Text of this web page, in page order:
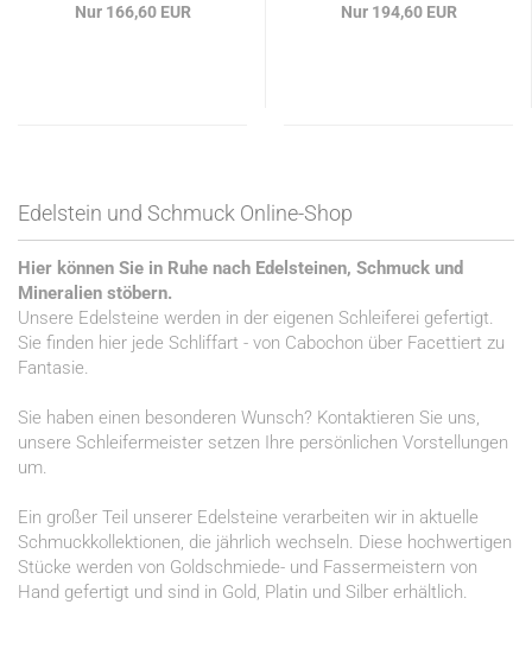
Nur 166,60 EUR Nur 194,60 EUR
Edelstein und Schmuck Online-Shop
Hier können Sie in Ruhe nach Edelsteinen, Schmuck und
Mineralien stöbern.
Unsere Edelsteine werden in der eigenen Schleiferei gefertigt.
Sie finden hier jede Schliffart - von Cabochon über Facettiert zu
Fantasie.
Sie haben einen besonderen Wunsch? Kontaktieren Sie uns,
unsere Schleifermeister setzen Ihre persönlichen Vorstellungen
um.
Ein großer Teil unserer Edelsteine verarbeiten wir in aktuelle
Schmuckkollektionen, die jährlich wechseln. Diese hochwertigen
Stücke werden von Goldschmiede- und Fassermeistern von
Hand gefertigt und sind in Gold, Platin und Silber erhältlich.